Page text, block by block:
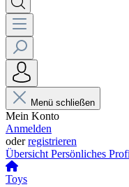
Menü schließen
Mein Konto
Anmelden
oderregistrieren
Übersicht Persönliches
Toys